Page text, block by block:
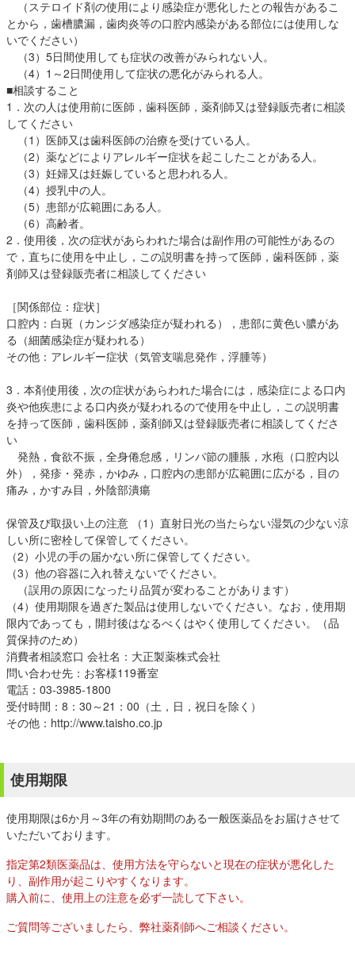
（ステロイド剤の使用により感染症が悪化したとの報告があるこ
とから，歯槽膿漏，歯肉炎等の口腔内感染がある部位には使用しな
いでください）
（3）5日間使用しても症状の改善がみられない人。
（4）1～2日間使用して症状の悪化がみられる人。
■相談すること
1．次の人は使用前に医師，歯科医師，薬剤師又は登録販売者に相談
してください
（1）医師又は歯科医師の治療を受けている人。
（2）薬などによりアレルギー症状を起こしたことがある人。
（3）妊婦又は妊娠していると思われる人。
（4）授乳中の人。
（5）患部が広範囲にある人。
（6）高齢者。
2．使用後，次の症状があらわれた場合は副作用の可能性があるの
で，直ちに使用を中止し，この説明書を持って医師，歯科医師，薬
剤師又は登録販売者に相談してください
［関係部位：症状］
口腔内：白斑（カンジダ感染症が疑われる），患部に黄色い膿があ
る（細菌感染症が疑われる）
その他：アレルギー症状（気管支喘息発作，浮腫等）
3．本剤使用後，次の症状があらわれた場合には，感染症による口内
炎や他疾患による口内炎が疑われるので使用を中止し，この説明書
を持って医師，歯科医師，薬剤師又は登録販売者に相談してくださ
い
発熱，食欲不振，全身倦怠感，リンパ節の腫脹，水疱（口腔内以
外），発疹・発赤，かゆみ，口腔内の患部が広範囲に広がる，目の
痛み，かすみ目，外陰部潰瘍
保管及び取扱い上の注意 （1）直射日光の当たらない湿気の少ない涼
しい所に密栓して保管してください。
（2）小児の手の届かない所に保管してください。
（3）他の容器に入れ替えないでください。
（誤用の原因になったり品質が変わることがあります）
（4）使用期限を過ぎた製品は使用しないでください。なお，使用期
限内であっても，開封後はなるべくはやく使用してください。（品
質保持のため）
消費者相談窓口 会社名：大正製薬株式会社
問い合わせ先：お客様119番室
電話：03-3985-1800
受付時間：8：30～21：00（土，日，祝日を除く）
その他：http://www.taisho.co.jp
使用期限
使用期限は6か月～3年の有効期間のある一般医薬品をお届けさせて
いただいております。
指定第2類医薬品は、使用方法を守らないと現在の症状が悪化した
り、副作用が起こりやすくなります。
購入前に、使用上の注意を必ず一読して下さい。
ご質問等ございましたら、弊社薬剤師へご相談ください。